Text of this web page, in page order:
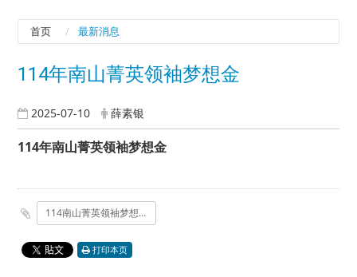
首页 最新消息
114年南山菁英领袖梦想金
2025-07-10 薛素银
114年南山菁英领袖梦想金
114南山菁英领袖梦想金.pdf
打印本页